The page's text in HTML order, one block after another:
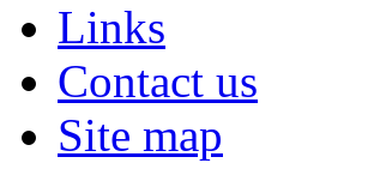
Links
Contact us
Site map